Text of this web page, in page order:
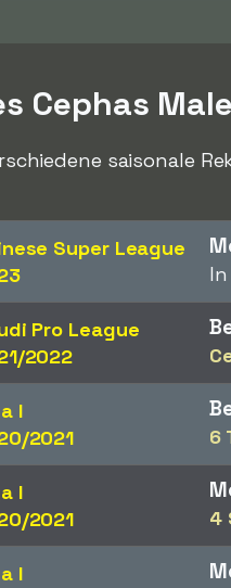
Cephas
saisonale
Super League
In
Pro League
2022
I
2021
6
I
2021
4
I